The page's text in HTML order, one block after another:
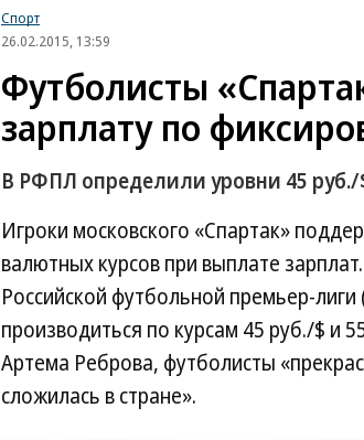
Спорт
26.02.2015, 13:59
Футболисты
зарплату по
В РФПЛ определили уровни 45 руб./
Игроки московского «Спартак»
валютных курсов при выплате
Российской футбольной премьер-
производиться по курсам 45 руб./$ и
Артема Реброва, футболисты
сложилась в стране».